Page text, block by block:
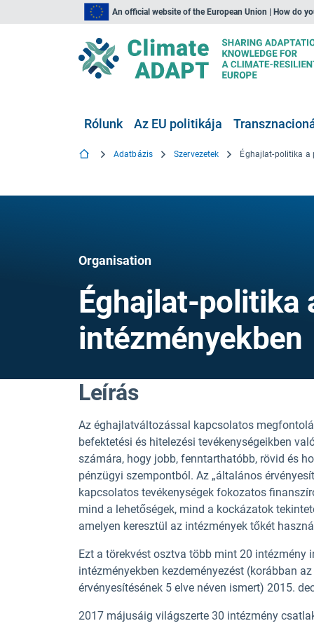
An official website of the European Union | How do
Rólunk Az EU politikája
Adatbázis Szervezetek
Organisation
Éghajlat-politika
intézményekben
Leírás
Az éghajlatváltozással kapcsolatos
befektetési és hitelezési tevékenységeikben
számára, hogy jobb, fenntarthatóbb, rövid és
pénzügyi szempontból. Az „általános
kapcsolatos tevékenységek fokozatos
mind a lehetőségek, mind a kockázatok
amelyen keresztül az intézmények tőkét
Ezt a törekvést osztva több mint 20
intézményekben kezdeményezést (korábban
érvényesítésének 5 elve néven ismert) 2015.
2017 májusáig világszerte 30 intézmény